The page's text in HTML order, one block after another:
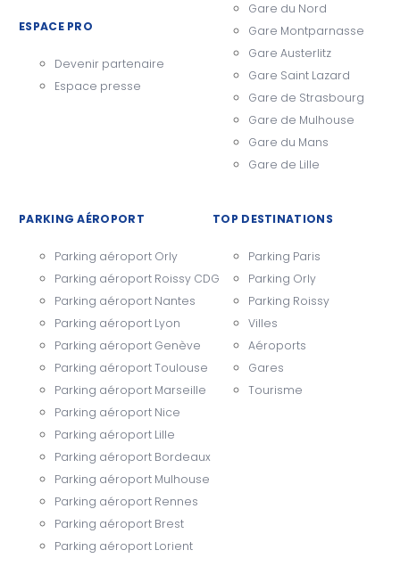
ESPACE PRO
Devenir partenaire
Espace presse
Gare du Nord
Gare Montparnasse
Gare Austerlitz
Gare Saint Lazard
Gare de Strasbourg
Gare de Mulhouse
Gare du Mans
Gare de Lille
PARKING AÉROPORT
Parking aéroport Orly
Parking aéroport Roissy CDG
Parking aéroport Nantes
Parking aéroport Lyon
Parking aéroport Genève
Parking aéroport Toulouse
Parking aéroport Marseille
Parking aéroport Nice
Parking aéroport Lille
Parking aéroport Bordeaux
Parking aéroport Mulhouse
Parking aéroport Rennes
Parking aéroport Brest
Parking aéroport Lorient
TOP DESTINATIONS
Parking Paris
Parking Orly
Parking Roissy
Villes
Aéroports
Gares
Tourisme